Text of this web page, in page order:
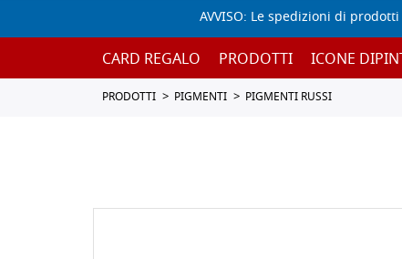
AVVISO: Le spedizioni di
CARD REGALO PRODOTTI ICONE
PRODOTTI PIGMENTI PIGMENTI RUSSI